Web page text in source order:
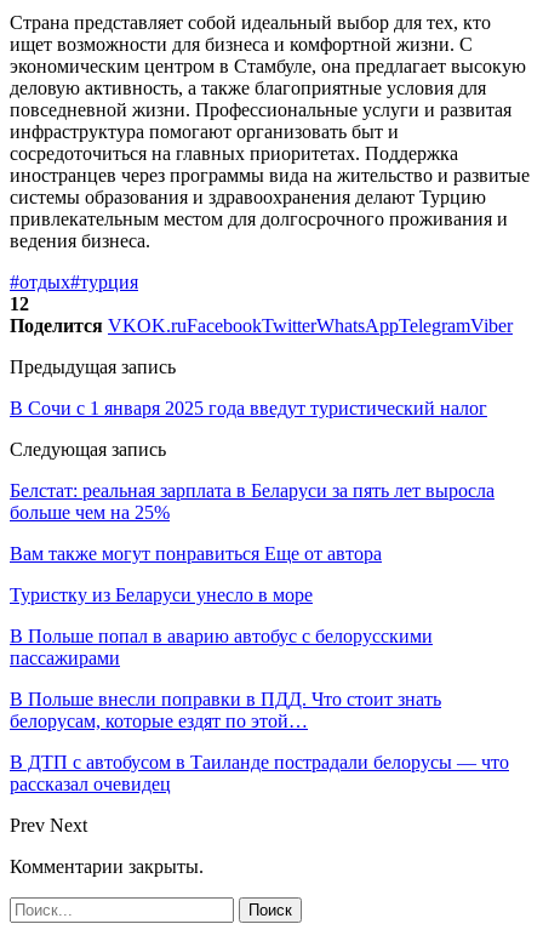
Страна представляет собой идеальный выбор для тех, кто
ищет возможности для бизнеса и комфортной жизни. С
экономическим центром в Стамбуле, она предлагает высокую
деловую активность, а также благоприятные условия для
повседневной жизни. Профессиональные услуги и развитая
инфраструктура помогают организовать быт и
сосредоточиться на главных приоритетах. Поддержка
иностранцев через программы вида на жительство и развитые
системы образования и здравоохранения делают Турцию
привлекательным местом для долгосрочного проживания и
ведения бизнеса.
#отдых#турция
12
Поделится VKOK.ruFacebookTwitterWhatsAppTelegramViber
Предыдущая запись
В Сочи с 1 января 2025 года введут туристический налог
Следующая запись
Белстат: реальная зарплата в Беларуси за пять лет выросла
больше чем на 25%
Вам также могут понравиться Еще от автора
Туристку из Беларуси унесло в море
В Польше попал в аварию автобус с белорусскими
пассажирами
В Польше внесли поправки в ПДД. Что стоит знать
белорусам, которые ездят по этой…
В ДТП с автобусом в Таиланде пострадали белорусы — что
рассказал очевидец
Prev Next
Комментарии закрыты.